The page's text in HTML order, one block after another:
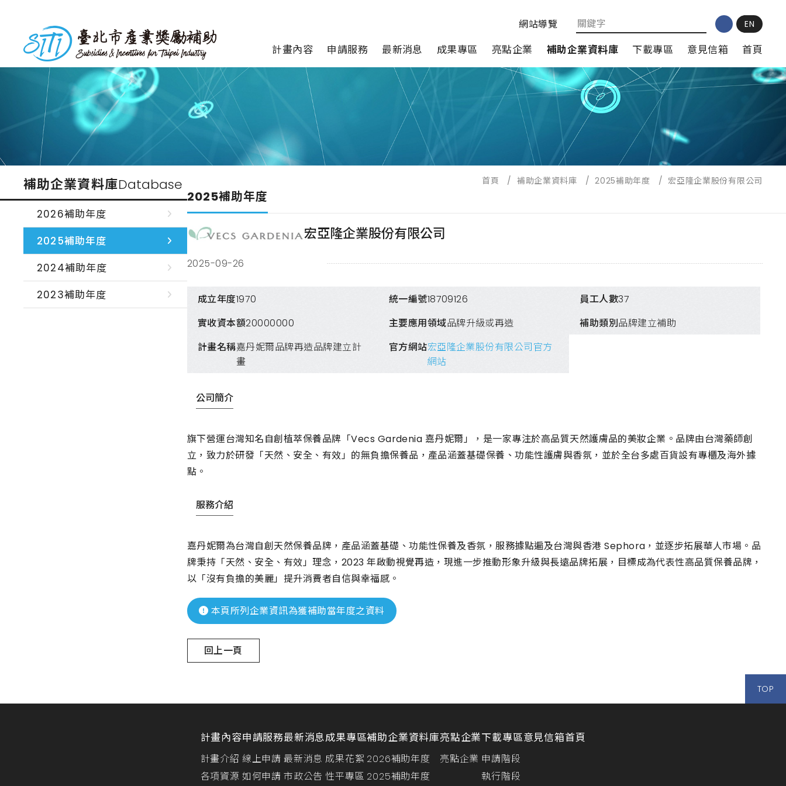
內
台北市產業獎勵補助
網站導覽 EN
計畫內容 申請服務 最新消息 成果專區 亮點企業 補助企業資料庫 下載專區 意見信箱 首頁
補助企業資料庫Database
2026補助年度
2025補助年度
2024補助年度
2023補助年度
首頁 / 補助企業資料庫 / 2025補助年度 / 宏亞隆企業股份有限公司
2025補助年度
宏亞隆企業股份有限公司
2025-09-26
成立年度1970 統一編號18709126 員工人數37
實收資本額20000000 主要應用領域品牌升級或再造 補助類別品牌建立補助
計畫名稱嘉丹妮爾品牌再造品牌建立計
畫
官方網站宏亞隆企業股份有限公司官方
網站
公司簡介
旗下營運台灣知名自創植萃保養品牌「Vecs Gardenia 嘉丹妮爾」，是一家專注於高品質天然護膚品的美妝企業。品牌由台灣藥師創
立，致力於研發「天然、安全、有效」的無負擔保養品，產品涵蓋基礎保養、功能性護膚與香氛，並於全台多處百貨設有專櫃及海外據
點。
服務介紹
嘉丹妮爾為台灣自創天然保養品牌，產品涵蓋基礎、功能性保養及香氛，服務據點遍及台灣與香港 Sephora，並逐步拓展華人市場。品
牌秉持「天然、安全、有效」理念，2023 年啟動視覺再造，現進一步推動形象升級與長遠品牌拓展，目標成為代表性高品質保養品牌，
以「沒有負擔的美麗」提升消費者自信與幸福感。
本頁所列企業資訊為獲補助當年度之資料
回上一頁
TOP
計畫內容
計畫介紹
各項資源
申請服務
線上申請
如何申請
最新消息
最新消息
市政公告
成果專區
成果花絮
性平專區
補助企業資料庫
2026補助年度
2025補助年度
亮點企業
亮點企業
下載專區
申請階段
執行階段
意見信箱首頁